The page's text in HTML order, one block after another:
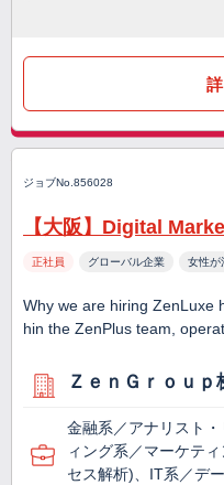
ジョブNo.856028
【大阪】Digital
正社員 グローバル企業 女性が
Why we are hiring ZenLuxe
hin the ZenPlus team,
ＺｅｎＧｒｏｕｐ
金融系／アナリスト
ィング系／マーケテ
セス解析)、IT系／デ